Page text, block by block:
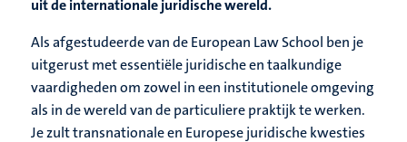
uit de internationale juridische wereld.
Als afgestudeerde van de European Law School ben je
uitgerust met essentiële juridische en taalkundige
vaardigheden om zowel in een institutionele omgeving
als in de wereld van de particuliere praktijk te werken.
Je zult transnationale en Europese juridische kwesties